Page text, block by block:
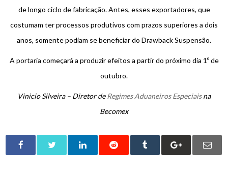
de longo ciclo de fabricação. Antes, esses exportadores, que
costumam ter processos produtivos com prazos superiores a dois
anos, somente podiam se beneficiar do Drawback Suspensão.
A portaria começará a produzir efeitos a partir do próximo dia 1º de
outubro.
Vinicio Silveira – Diretor deRegimes Aduaneiros Especiaisna
Becomex